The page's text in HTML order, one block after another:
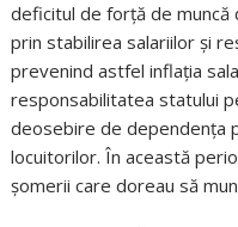
deficitul de forță de muncă
prin stabilirea salariilor și
prevenind astfel inflația
responsabilitatea statului
deosebire de dependența
locuitorilor. În această
șomerii care doreau să